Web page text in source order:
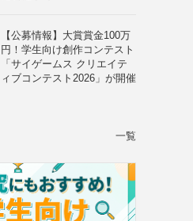
【公募情報】大賞賞金100万
円！学生向け創作コンテスト
「サイゲームス クリエイテ
ィブコンテスト2026」が開催
一覧